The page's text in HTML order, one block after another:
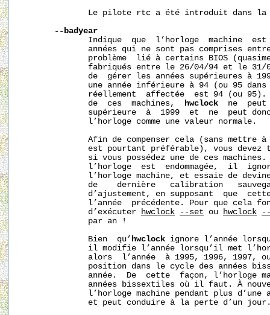
Le pilote rtc a été introduit dans la
--badyear
Indique  que  l’horloge  machine
années qui ne sont pas comprises
problème  lié à certains BIOS
fabriqués entre le 26/04/94 et le
de  gérer les années supérieures à
une année inférieure à 94 (ou 95
réellement  affectée  est 94 (ou
              de  ces  machines,
hwclock
ne  peut
supérieure  à  1999  et  ne  peut
              l’horloge comme une valeur normale.
Afin de compenser cela (sans mettre
est pourtant préférable), vous devez
si vous possédez une de ces
l’horloge  est  endommagée,  il
l’horloge machine, et essaie de
de    dernière   calibration
d’ajustement, en supposant  que
l’année  précédente. Pour que cela
              d’exécuter
hwclock --set ou hwclock
              par an !
              Bien  qu’
hwclock ignore l’année
il modifie l’année lorsqu’il met
alors  l’année  à 1995, 1996, 1997,
position dans le cycle des années
année.  De  cette  façon, l’horloge
années bissextiles où il faut. À
l’horloge machine pendant plus d’une
et peut conduire à la perte d’un